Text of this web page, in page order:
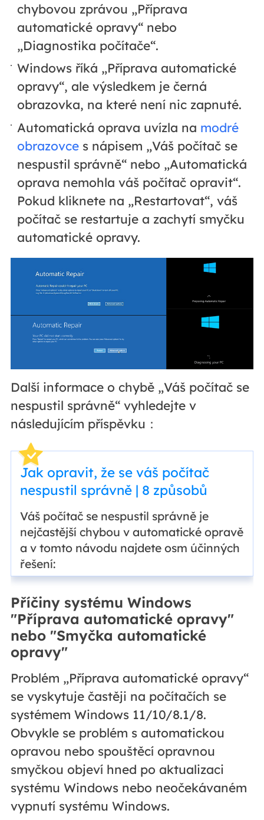
chybovou zprávou „Příprava
automatické opravy“ nebo
„Diagnostika počítače“.
Windows říká „Příprava automatické
opravy“, ale výsledkem je černá
obrazovka, na které není nic zapnuté.
Automatická oprava uvízla na modré
obrazovce s nápisem „Váš počítač se
nespustil správně“ nebo „Automatická
oprava nemohla váš počítač opravit“.
Pokud kliknete na „Restartovat“, váš
počítač se restartuje a zachytí smyčku
automatické opravy.
Další informace o chybě „Váš počítač se
nespustil správně“ vyhledejte v
následujícím příspěvku：
Jak opravit, že se váš počítač
nespustil správně | 8 způsobů
Váš počítač se nespustil správně je
nejčastější chybou v automatické opravě
a v tomto návodu najdete osm účinných
řešení:
Příčiny systému Windows
"Příprava automatické opravy"
nebo "Smyčka automatické
opravy"
Problém „Příprava automatické opravy“
se vyskytuje častěji na počítačích se
systémem Windows 11/10/8.1/8.
Obvykle se problém s automatickou
opravou nebo spouštěcí opravnou
smyčkou objeví hned po aktualizaci
systému Windows nebo neočekávaném
vypnutí systému Windows.